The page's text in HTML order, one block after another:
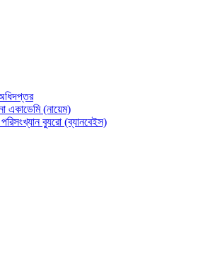
একাডেমি (নায়েম)
ব্যুরো (ব্যানবেইস)